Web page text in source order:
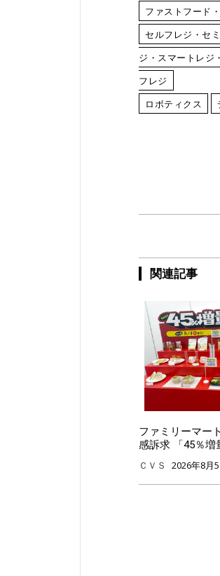
ファストフード
セルフレジ・セ
ジ・スマートレジ
フレジ
ロボティクス
関連記事
ファミリーマー
感訴求 「45％増
ＣＶＳ
2026年8月